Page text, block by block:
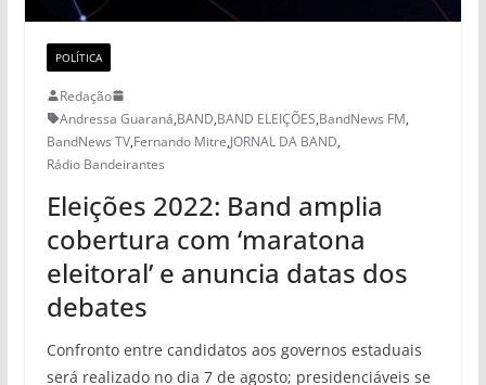
POLÍTICA
Redação
Andressa Guaraná,BAND,BAND ELEIÇÕES,BandNews FM,
BandNews TV,Fernando Mitre,JORNAL DA BAND,
Rádio Bandeirantes
Eleições 2022: Band amplia
cobertura com ‘maratona
eleitoral’ e anuncia datas dos
debates
Confronto entre candidatos aos governos estaduais
será realizado no dia 7 de agosto; presidenciáveis se